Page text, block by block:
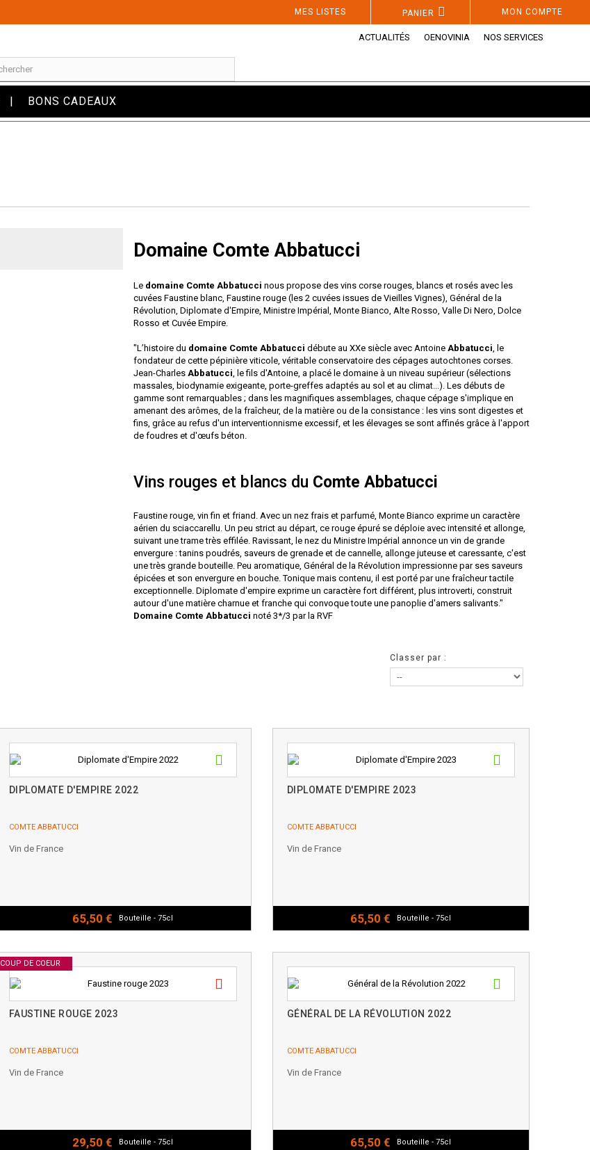
MON COMPTE
PANIER
MES LISTES
ACTUALITÉS OENOVINIA NOS SERVICES
BONS CADEAUX
Domaine Comte Abbatucci
Le domaine Comte Abbatucci nous propose des vins corse rouges, blancs et rosés avec les
cuvées Faustine blanc, Faustine rouge (les 2 cuvées issues de Vieilles Vignes), Général de la
Révolution, Diplomate d'Empire, Ministre Impérial, Monte Bianco, Alte Rosso, Valle Di Nero, Dolce
Rosso et Cuvée Empire.
"L’histoire du domaine Comte Abbatucci débute au XXe siècle avec Antoine Abbatucci, le
fondateur de cette pépinière viticole, véritable conservatoire des cépages autochtones corses.
Jean-Charles Abbatucci, le fils d'Antoine, a placé le domaine à un niveau supérieur (sélections
massales, biodynamie exigeante, porte-greffes adaptés au sol et au climat...). Les débuts de
gamme sont remarquables ; dans les magnifiques assemblages, chaque cépage s'implique en
amenant des arômes, de la fraîcheur, de la matière ou de la consistance : les vins sont digestes et
fins, grâce au refus d'un interventionnisme excessif, et les élevages se sont affinés grâce à l'apport
de foudres et d'œufs béton.
Vins rouges et blancs du Comte Abbatucci
Faustine rouge, vin fin et friand. Avec un nez frais et parfumé, Monte Bianco exprime un caractère
aérien du sciaccarellu. Un peu strict au départ, ce rouge épuré se déploie avec intensité et allonge,
suivant une trame très effilée. Ravissant, le nez du Ministre Impérial annonce un vin de grande
envergure : tanins poudrés, saveurs de grenade et de cannelle, allonge juteuse et caressante, c'est
une très grande bouteille. Peu aromatique, Général de la Révolution impressionne par ses saveurs
épicées et son envergure en bouche. Tonique mais contenu, il est porté par une fraîcheur tactile
exceptionnelle. Diplomate d'empire exprime un caractère fort différent, plus introverti, construit
autour d'une matière charnue et franche qui convoque toute une panoplie d'amers salivants."
Domaine Comte Abbatucci noté 3*/3 par la RVF
Classer par :
DIPLOMATE D'EMPIRE 2022
COMTE ABBATUCCI
Vin de France
65,50 € Bouteille - 75cl
DIPLOMATE D'EMPIRE 2023
COMTE ABBATUCCI
Vin de France
65,50 € Bouteille - 75cl
COUP DE COEUR
FAUSTINE ROUGE 2023
COMTE ABBATUCCI
Vin de France
29,50 € Bouteille - 75cl
GÉNÉRAL DE LA RÉVOLUTION 2022
COMTE ABBATUCCI
Vin de France
65,50 € Bouteille - 75cl